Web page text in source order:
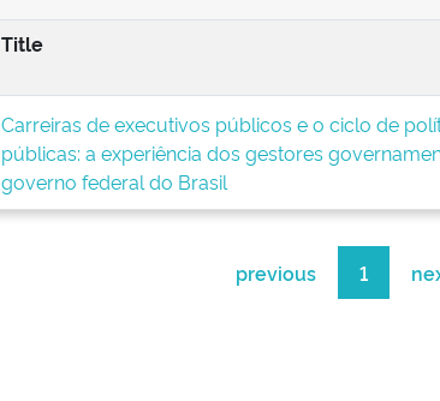
Title
Carreiras de executivos públicos e o ciclo de
públicas: a experiência dos gestores
governo federal do Brasil
previous 1